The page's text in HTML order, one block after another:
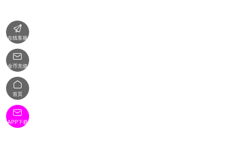

在线客服

金币充值

首页

APP下载